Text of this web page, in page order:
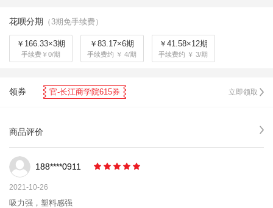
花呗分期 （3期免手续费）
￥166.33×3期
手续费￥0/期
￥83.17×6期
手续费约 ￥ 4/期
￥41.58×12期
手续费约 ￥ 3/期
领券 官-长江商学院615券 立即领取
商品评价
188****0911
2021-10-26
吸力强，塑料感强